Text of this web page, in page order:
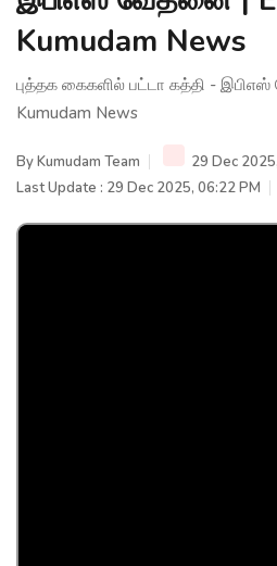
Kumudam News
புத்தக கைகளில் பட்டா கத்தி -
Kumudam News
ByKumudam Team
29 Dec
Last Update : 29 Dec 2025, 06:22 PM